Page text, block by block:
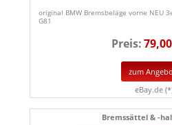
original BMW Bremsbeläge vorne NEU
G81
Preis:
zum
eBay.de
Bremssättel & -